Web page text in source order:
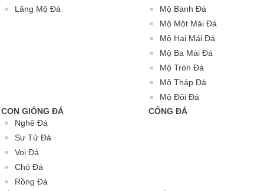
Lăng Mộ Đá
Mộ Bành Đá
Mộ Một Mái Đá
Mộ Hai Mái Đá
Mộ Ba Mái Đá
Mộ Tròn Đá
Mộ Tháp Đá
Mộ Đôi Đá
CON GIỐNG ĐÁ
Nghê Đá
Sư Tử Đá
Voi Đá
Chó Đá
Rồng Đá
CỔNG ĐÁ